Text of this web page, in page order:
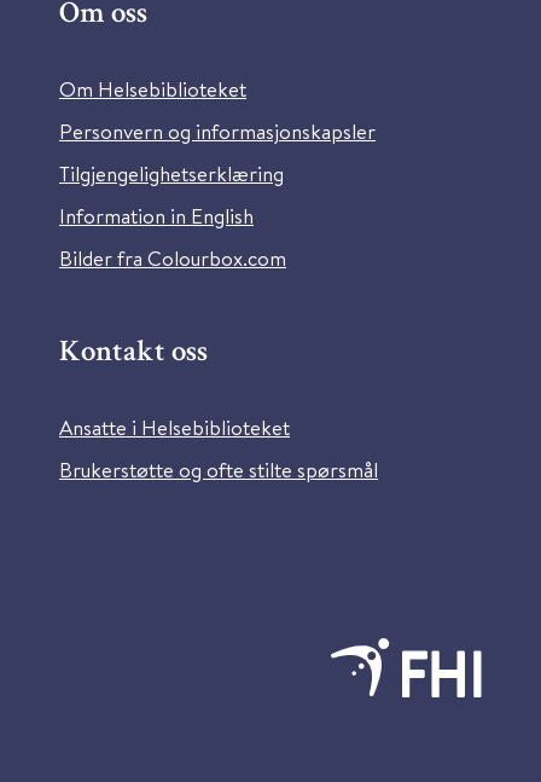
Om oss
Om Helsebiblioteket
Personvern og informasjonskapsler
Tilgjengelighetserklæring
Information in English
Bilder fra Colourbox.com
Kontakt oss
Ansatte i Helsebiblioteket
Brukerstøtte og ofte stilte spørsmål